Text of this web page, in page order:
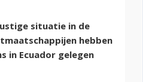
situatie in de
hebben
in Ecuador gelegen